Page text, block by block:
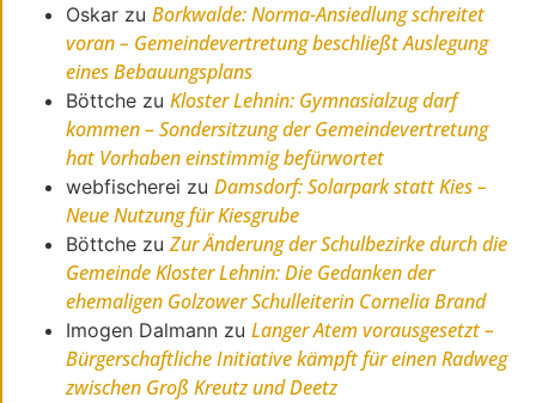
Oskar zuBorkwalde: Norma-Ansiedlung schreitet
voran – Gemeindevertretung beschließt Auslegung
eines Bebauungsplans
Böttche zuKloster Lehnin: Gymnasialzug darf
kommen – Sondersitzung der Gemeindevertretung
hat Vorhaben einstimmig befürwortet
webfischerei zuDamsdorf: Solarpark statt Kies –
Neue Nutzung für Kiesgrube
Böttche zuZur Änderung der Schulbezirke durch die
Gemeinde Kloster Lehnin: Die Gedanken der
ehemaligen Golzower Schulleiterin Cornelia Brand
Imogen Dalmann zuLanger Atem vorausgesetzt –
Bürgerschaftliche Initiative kämpft für einen Radweg
zwischen Groß Kreutz und Deetz